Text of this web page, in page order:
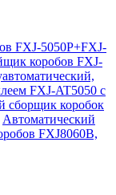
FXJ-5050P+FXJ-
коробов FXJ-
FXJ-AT5050 с
сборщик коробок
Автоматический
FXJ8060B,